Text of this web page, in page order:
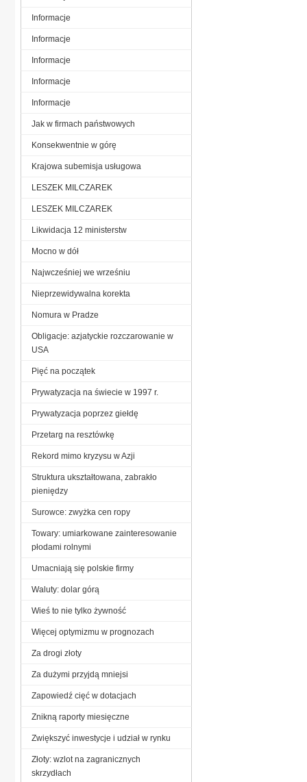
Informacje
Informacje
Informacje
Informacje
Informacje
Jak w firmach państwowych
Konsekwentnie w górę
Krajowa subemisja usługowa
LESZEK MILCZAREK
LESZEK MILCZAREK
Likwidacja 12 ministerstw
Mocno w dół
Najwcześniej we wrześniu
Nieprzewidywalna korekta
Nomura w Pradze
Obligacje: azjatyckie rozczarowanie w
USA
Pięć na początek
Prywatyzacja na świecie w 1997 r.
Prywatyzacja poprzez giełdę
Przetarg na resztówkę
Rekord mimo kryzysu w Azji
Struktura ukształtowana, zabrakło
pieniędzy
Surowce: zwyżka cen ropy
Towary: umiarkowane zainteresowanie
płodami rolnymi
Umacniają się polskie firmy
Waluty: dolar górą
Wieś to nie tylko żywność
Więcej optymizmu w prognozach
Za drogi złoty
Za dużymi przyjdą mniejsi
Zapowiedź cięć w dotacjach
Znikną raporty miesięczne
Zwiększyć inwestycje i udział w rynku
Złoty: wzlot na zagranicznych
skrzydłach